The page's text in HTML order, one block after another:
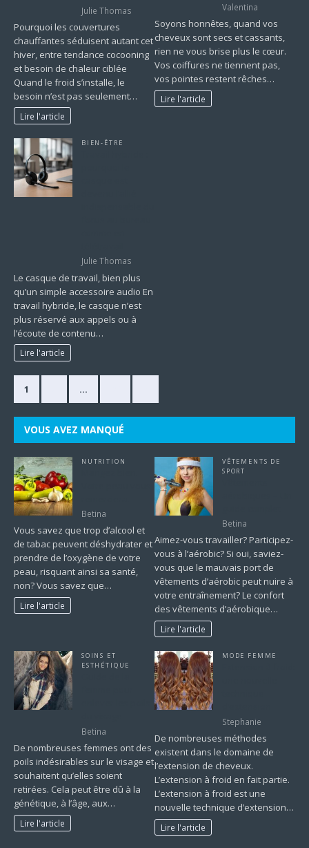
Julie Thomas
Pourquoi les couvertures
chauffantes séduisent autant cet
hiver, entre tendance cocooning
et besoin de chaleur ciblée
Quand le froid s’installe, le
besoin n’est pas seulement…
Lire l'article
Valentina
Soyons honnêtes, quand vos
cheveux sont secs et cassants,
rien ne vous brise plus le cœur.
Vos coiffures ne tiennent pas,
vos pointes restent rêches…
Lire l'article
BIEN-ÊTRE
Julie Thomas
Le casque de travail, bien plus
qu’un simple accessoire audio En
travail hybride, le casque n’est
plus réservé aux appels ou à
l’écoute de contenu…
Lire l'article
1 …
VOUS AVEZ MANQUÉ
NUTRITION
Betina
Vous savez que trop d’alcool et
de tabac peuvent déshydrater et
prendre de l’oxygène de votre
peau, risquant ainsi sa santé,
non? Vous savez que…
Lire l'article
VÊTEMENTS DE
SPORT
Betina
Aimez-vous travailler? Participez-
vous à l’aérobic? Si oui, saviez-
vous que le mauvais port de
vêtements d’aérobic peut nuire à
votre entraînement? Le confort
des vêtements d’aérobique…
Lire l'article
SOINS ET
ESTHÉTIQUE
Betina
De nombreuses femmes ont des
poils indésirables sur le visage et
souhaitent qu’elles soient
retirées. Cela peut être dû à la
génétique, à l’âge, aux…
Lire l'article
MODE FEMME
Stephanie
De nombreuses méthodes
existent dans le domaine de
l’extension de cheveux.
L’extension à froid en fait partie.
L’extension à froid est une
nouvelle technique d’extension…
Lire l'article